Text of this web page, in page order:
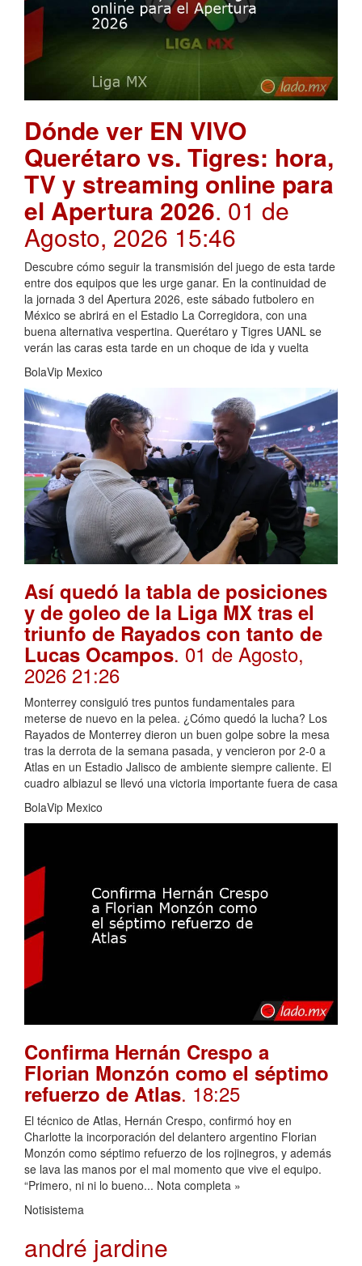
Dónde ver EN VIVO
Querétaro vs. Tigres: hora,
TV y streaming online para
el Apertura 2026. 01 de
Agosto, 2026 15:46
Descubre cómo seguir la transmisión del juego de esta tarde
entre dos equipos que les urge ganar. En la continuidad de
la jornada 3 del Apertura 2026, este sábado futbolero en
México se abrirá en el Estadio La Corregidora, con una
buena alternativa vespertina. Querétaro y Tigres UANL se
verán las caras esta tarde en un choque de ida y vuelta
BolaVip Mexico
Así quedó la tabla de posiciones
y de goleo de la Liga MX tras el
triunfo de Rayados con tanto de
Lucas Ocampos. 01 de Agosto,
2026 21:26
Monterrey consiguió tres puntos fundamentales para
meterse de nuevo en la pelea. ¿Cómo quedó la lucha? Los
Rayados de Monterrey dieron un buen golpe sobre la mesa
tras la derrota de la semana pasada, y vencieron por 2-0 a
Atlas en un Estadio Jalisco de ambiente siempre caliente. El
cuadro albiazul se llevó una victoria importante fuera de casa
BolaVip Mexico
Confirma Hernán Crespo a
Florian Monzón como el séptimo
refuerzo de Atlas. 18:25
El técnico de Atlas, Hernán Crespo, confirmó hoy en
Charlotte la incorporación del delantero argentino Florian
Monzón como séptimo refuerzo de los rojinegros, y además
se lava las manos por el mal momento que vive el equipo.
“Primero, ni ni lo bueno... Nota completa »
Notisistema
andré jardine